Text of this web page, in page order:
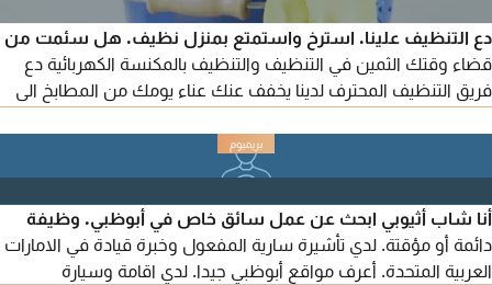
دع التنظيف علينا. استرخ واستمتع بمنزل نظيف. هل سئمت من
قضاء وقتك الثمين في التنظيف والتنظيف بالمكنسة الكهربائية دع
فريق التنظيف المحترف لدينا يخفف عنك عناء يومك من المطابخ الى
مثالي للمناسبات الخاصة أو بداية جديدة. اتصل بنا اليوم. حافظ على
مظهر مكتبك أنيقا واحترافيا. مثالي للمناسبات الخاصة أو بداية جديدة.
أنا شاب أثيوبي ابحث عن عمل سائق خاص في أبوظبي. وظيفة
دائمة أو مؤقتة. لدي تأشيرة سارية المفعول وخبرة قيادة في الامارات
العربية المتحدة. أعرف مواقع أبوظبي جيدا. لدي اقامة وسيارة